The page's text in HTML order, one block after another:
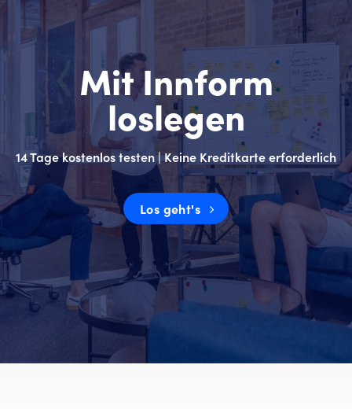
Mit Innform
loslegen
14 Tage kostenlos testen | Keine Kreditkarte erforderlich
Los geht's